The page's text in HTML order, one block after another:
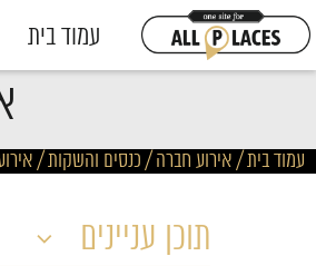
עמוד בית
עמוד בית/אירוע חברה / כנסים והשקות/אירועים
תוכן עניינים